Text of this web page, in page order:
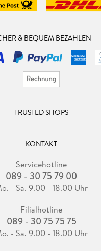
& BEQUEM BEZAHLEN
TRUSTED SHOPS
KONTAKT
Servicehotline
089 - 30 75 79 00
- Sa. 9.00 - 18.00 Uhr
Filialhotline
089 - 30 75 75 75
- Sa. 9.00 - 18.00 Uhr